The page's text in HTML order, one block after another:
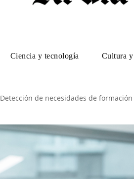
Ciencia y tecnología Cultura
Detección de necesidades de